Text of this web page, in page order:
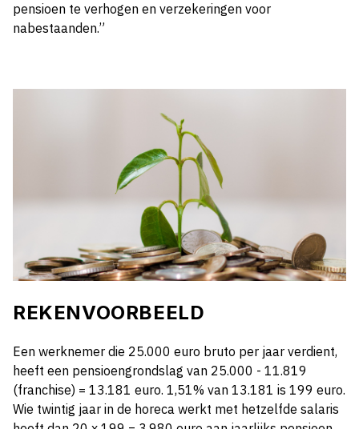
pensioen te verhogen en verzekeringen voor
nabestaanden.”
REKENVOORBEELD
Een werknemer die 25.000 euro bruto per jaar verdient,
heeft een pensioengrondslag van 25.000 - 11.819
(franchise) = 13.181 euro. 1,51% van 13.181 is 199 euro.
Wie twintig jaar in de horeca werkt met hetzelfde salaris